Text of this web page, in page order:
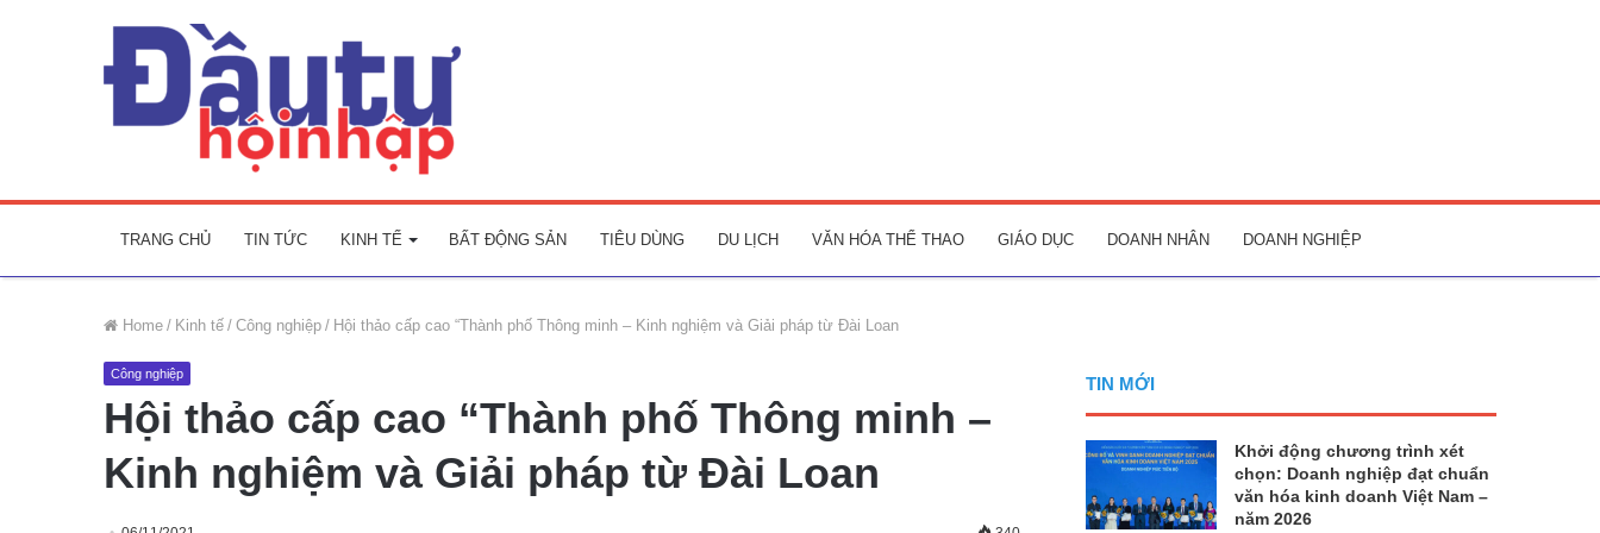
TRANG CHỦ TIN TỨC KINH TẾ BẤT ĐỘNG SẢN TIÊU DÙNG DU LỊCH VĂN HÓA THỂ THAO GIÁO DỤC DOANH NHÂN DOANH NGHIỆP
Home / Kinh tế / Công nghiệp / Hội thảo cấp cao “Thành phố Thông minh – Kinh nghiệm và Giải pháp từ Đài Loan
Công nghiệp
Hội thảo cấp cao “Thành phố Thông minh –
Kinh nghiệm và Giải pháp từ Đài Loan
TIN MỚI
Khởi động chương trình xét
chọn: Doanh nghiệp đạt chuẩn
văn hóa kinh doanh Việt Nam –
năm 2026